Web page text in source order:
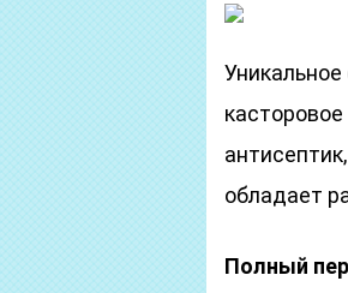
обладает
Полный